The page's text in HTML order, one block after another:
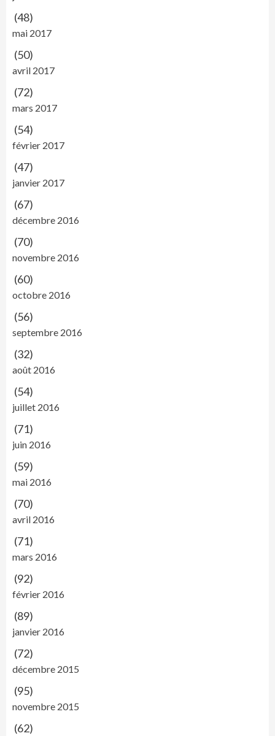
(48)
mai 2017
(50)
avril 2017
(72)
mars 2017
(54)
février 2017
(47)
janvier 2017
(67)
décembre 2016
(70)
novembre 2016
(60)
octobre 2016
(56)
septembre 2016
(32)
août 2016
(54)
juillet 2016
(71)
juin 2016
(59)
mai 2016
(70)
avril 2016
(71)
mars 2016
(92)
février 2016
(89)
janvier 2016
(72)
décembre 2015
(95)
novembre 2015
(62)